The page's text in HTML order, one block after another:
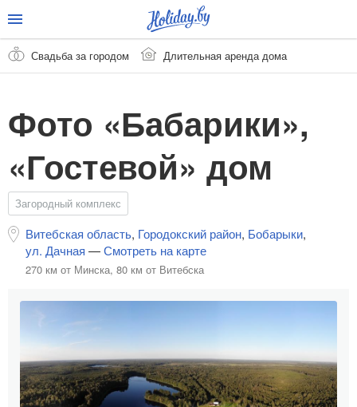
Свадьба за городом Длительная аренда дома
Фото «Бабарики»,
«Гостевой» дом
Загородный комплекс
Витебская область, Городокский район, Бобарыки,
ул. Дачная —Смотреть на карте
270 км от Минска, 80 км от Витебска